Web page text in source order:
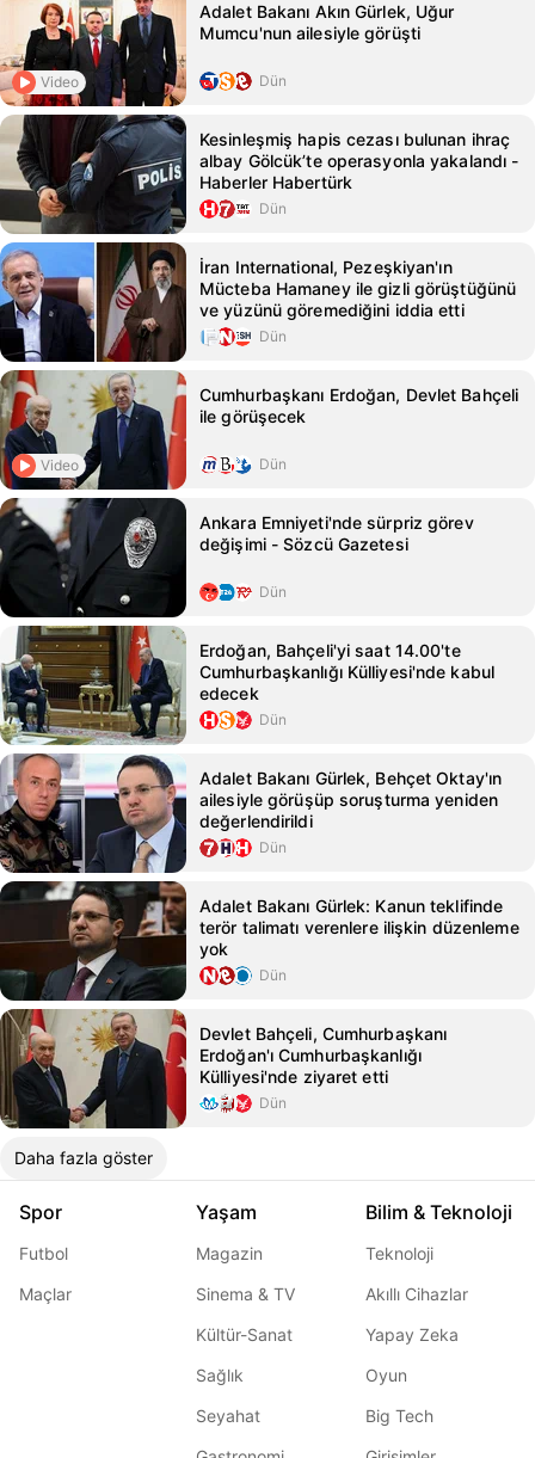
Video
Adalet Bakanı Akın Gürlek, Uğur
Mumcu'nun ailesiyle görüşti
Dün
Kesinleşmiş hapis cezası bulunan ihraç
albay Gölcük’te operasyonla yakalandı -
Haberler Habertürk
Dün
İran International, Pezeşkiyan'ın
Mücteba Hamaney ile gizli görüştüğünü
ve yüzünü göremediğini iddia etti
Dün
Video
Cumhurbaşkanı Erdoğan, Devlet Bahçeli
ile görüşecek
Dün
Ankara Emniyeti'nde sürpriz görev
değişimi - Sözcü Gazetesi
Dün
Erdoğan, Bahçeli'yi saat 14.00'te
Cumhurbaşkanlığı Külliyesi'nde kabul
edecek
Dün
Adalet Bakanı Gürlek, Behçet Oktay'ın
ailesiyle görüşüp soruşturma yeniden
değerlendirildi
Dün
Adalet Bakanı Gürlek: Kanun teklifinde
terör talimatı verenlere ilişkin düzenleme
yok
Dün
Devlet Bahçeli, Cumhurbaşkanı
Erdoğan'ı Cumhurbaşkanlığı
Külliyesi'nde ziyaret etti
Dün
Daha fazla göster
Spor
Futbol
Maçlar
Yaşam
Magazin
Sinema & TV
Kültür-Sanat
Sağlık
Seyahat
Bilim & Teknoloji
Teknoloji
Akıllı Cihazlar
Yapay Zeka
Oyun
Big Tech